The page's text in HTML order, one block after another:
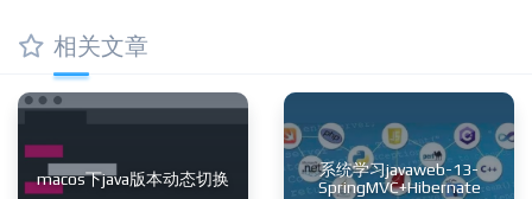
相关文章
macos下java版本动态切换
系统学习javaweb-13-
SpringMVC+Hibernate